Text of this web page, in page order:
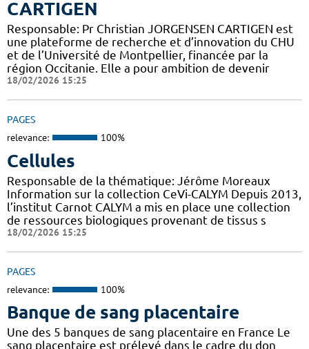
CARTIGEN
Responsable: Pr Christian JORGENSEN CARTIGEN est
une plateforme de recherche et d’innovation du CHU
et de l’Université de Montpellier, financée par la
région Occitanie. Elle a pour ambition de devenir
18/02/2026 15:25
PAGES
relevance: 100%
Cellules
Responsable de la thématique: Jérôme Moreaux
Information sur la collection CeVi-CALYM Depuis 2013,
l’institut Carnot CALYM a mis en place une collection
de ressources biologiques provenant de tissus s
18/02/2026 15:25
PAGES
relevance: 100%
Banque de sang placentaire
Une des 5 banques de sang placentaire en France Le
sang placentaire est prélevé dans le cadre du don